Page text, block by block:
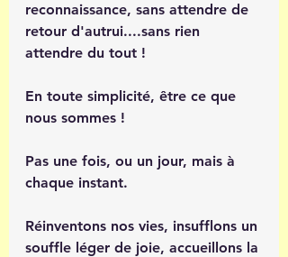
reconnaissance, sans attendre de
retour d'autrui....sans rien
attendre du tout !
En toute simplicité, être ce que
nous sommes !
Pas une fois, ou un jour, mais à
chaque instant.
Réinventons nos vies, insufflons un
souffle léger de joie, accueillons la